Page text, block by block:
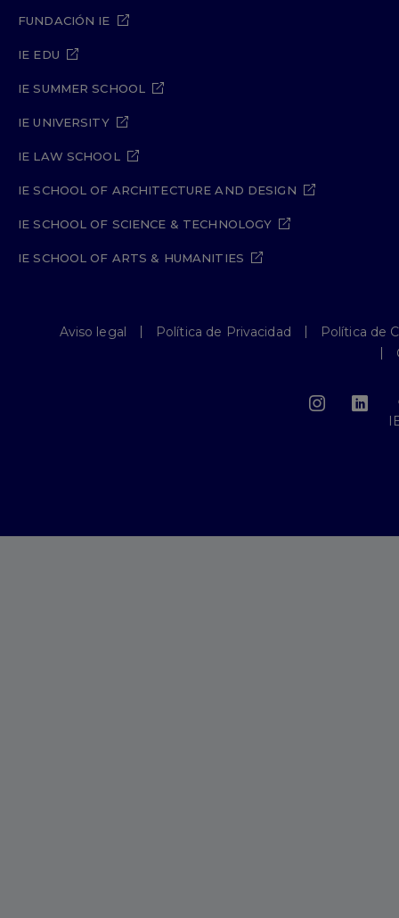
FUNDACIÓN IE
IE EDU
IE SUMMER SCHOOL
IE UNIVERSITY
IE LAW SCHOOL
IE SCHOOL OF ARCHITECTURE AND DESIGN
IE SCHOOL OF SCIENCE & TECHNOLOGY
IE SCHOOL OF ARTS & HUMANITIES
Aviso legal Política de Privacidad
Política de